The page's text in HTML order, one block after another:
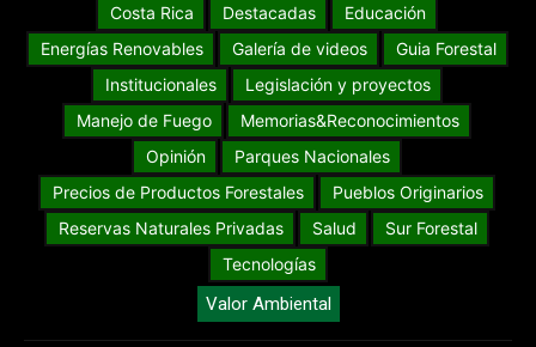
Costa Rica
Destacadas
Educación
Energías Renovables
Galería de videos
Guia Forestal
Institucionales
Legislación y proyectos
Manejo de Fuego
Memorias&Reconocimientos
Opinión
Parques Nacionales
Precios de Productos Forestales
Pueblos Originarios
Reservas Naturales Privadas
Salud
Sur Forestal
Tecnologías
Valor Ambiental